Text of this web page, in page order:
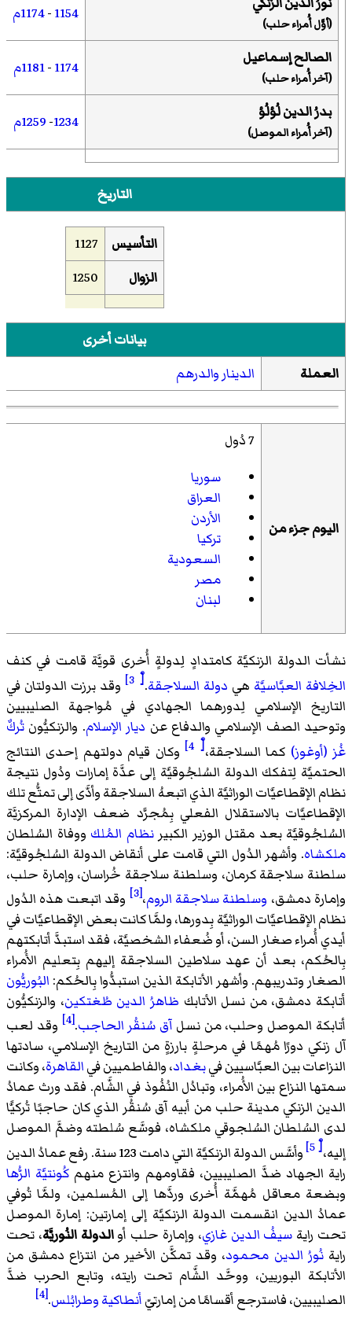
(أوَّل أُمراء حلب)
1154
-1174م
الصالح إسماعيل
(آخر أُمراء حلب)
1174
-1181م
بدرُ الدين لُؤلُؤ
(آخر أُمراء الموصل)
1234
-1259م
التاريخ
التأسيس
1127
الزوال
1250
بيانات أخرى
العملة
الديناروالدرهم
اليوم جزء من
7 دُول
سوريا
العراق
الأردن
تركيا
السعودية
مصر
لبنان
نشأت الدولة الزنكيَّة كامتدادٍ لِدولةٍ أُخرى قويَّة قامت في كنف
الخِلافة العبَّاسيَّة هي دولة السلاجقة.[ْ 3]
وقد برزت الدولتان في
التاريخ الإسلامي لِدورهما الجهادي في مُواجهة الصليبيين
وتوحيد الصف الإسلامي والدفاع عن ديار الإسلام. والزنكيُّون تُركٌ
غُز (أوغوز) كما السلاجقة،[ْ 4]
وكان قيام دولتهم إحدى النتائج
الحتميَّة لِتفكك الدولة السُلجُوقيَّة إلى عدَّة إمارات ودُول نتيجة
نظام الإقطاعيَّات الوراثيَّة الذي اتبعهُ السلاجقة وأدَّى إلى تمتُّع تلك
الإقطاعيَّات بالاستقلال الفعلي بِمُجرَّد ضعف الإدارة المركزيَّة
السُلجُوقيَّة بعد مقتل الوزير الكبيرنظام المُلك ووفاة السُلطان
ملكشاه. وأشهر الدُول التي قامت على أنقاض الدولة السُلجُوقيَّة:
سلطنة سلاجقة كرمان، وسلطنة سلاجقة خُراسان، وإمارة حلب،
وإمارة دمشق، وسلطنة سلاجقة الروم،[3]
وقد اتبعت هذه الدُول
نظام الإقطاعيَّات الوراثيَّة بِدورها، ولمَّا كانت بعض الإقطاعيَّات في
أيدي أُمراء صغار السن، أو ضُعفاء الشخصيَّة، فقد استبدَّ أتابكتهم
بِالحُكم، بعد أن عهد سلاطين السلاجقة إليهم بِتعليم الأُمراء
الصغار وتدريبهم. وأشهر الأتابكة الذين استبدُّوا بِالحُكم: البُوريُّون
أتابكة دمشق، من نسل الأتابك ظاهرُ الدين طُغتكين، والزنكيُّون
أتابكة الموصل وحلب، من نسل آق سُنقُر الحاجب.
[4]
وقد لعب
آل زنكي دورًا مُهمًا في مرحلةٍ بارزةٍ من التاريخ الإسلامي، سادتها
النزاعات بين العبَّاسيين فيبغداد، والفاطميين فيالقاهرة، وكانت
سمتها النزاع بين الأُمراء، وتبادُل النُفُوذ في الشَّام. فقد ورث عمادُ
الدين الزنكي مدينة حلب من أبيه آق سُنقُر الذي كان حاجبًا تُركيًّا
لدى السُلطان السُلجوقي ملكشاه، فوسَّع سُلطته وضمَّ الموصل
إليه،[ْ 5]
وأسَّس الدولة الزنكيَّة التي دامت 123 سنة. رفع عمادُ الدين
راية الجهاد ضدَّ الصليبيين، فقاومهم وانتزع منهم كُونتيَّة الرُّها
وبضعة معاقل مُهمَّة أُخرى وردَّها إلى المُسلمين، ولمَّا تُوفي
عمادُ الدين انقسمت الدولة الزنكيَّة إلى إمارتين: إمارة الموصل
تحت راية سيفُ الدين غازي، وإمارة حلب أوالدولة النُوريَّة، تحت
رايةنُورُ الدين محمود، وقد تمكَّن الأخير من انتزاع دمشق من
الأتابكة البوريين، ووحَّد الشَّام تحت رايته، وتابع الحرب ضدَّ
الصليبيين، فاسترجع أقسامًا من إمارتيّأنطاكيةوطرابُلس.
[4]